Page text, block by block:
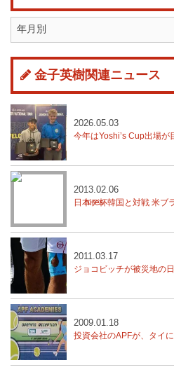
金子英樹関連ニュース
今年はYoshi’s Cup出場が目標！
2026.05.03
日本デ杯韓国と対戦 米
2013.02.06
ジョコビッチが被災地の日
2011.03.17
投資会社のAPFが、タイ
2009.01.18